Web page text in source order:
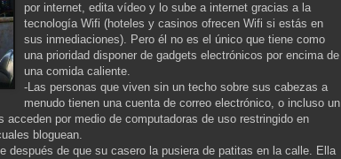
por internet, edita vídeo y lo sube a internet gracias a la
tecnología Wifi (hoteles y casinos ofrecen Wifi si estás en
sus inmediaciones). Pero él no es el único que tiene como
una prioridad disponer de gadgets electrónicos por encima de
una comida caliente.
-Las personas que viven sin un techo sobre sus cabezas a
menudo tienen una cuenta de correo electrónico, o incluso un
acceden por medio de computadoras de uso restringido en
bloguean.
después de que su casero la pusiera de patitas en la calle. Ella